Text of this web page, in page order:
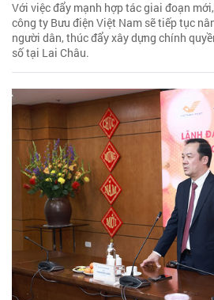
Với việc đẩy mạnh hợp tác giai đoạn
công ty Bưu điện Việt Nam sẽ tiếp tục
người dân, thúc đẩy xây dựng chính
số tại Lai Châu.